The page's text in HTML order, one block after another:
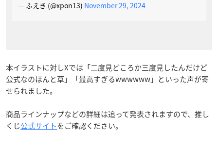
— ふえき (@xpon13) November 29, 2024
本イラストに対しXでは「二度見どころか三度見したんだけど
公式なのほんと草」「最高すぎるwwwwww」といった声が寄
せられました。
商品ラインナップなどの詳細は追って発表されますので、推し
くじ公式サイトをご確認ください。